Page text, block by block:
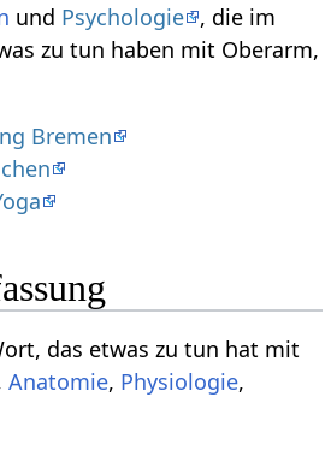
und Psychologie , die im
zu tun haben mit Oberarm‏‎,
Bremen
ein Wort, das etwas zu tun hat mit
Anatomie, Physiologie,